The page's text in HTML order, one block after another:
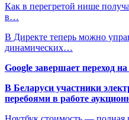
Как в перегретой нише
в…
В Директе теперь можно
динамических…
Google завершает переход
В Беларуси участники
перебоями в работе